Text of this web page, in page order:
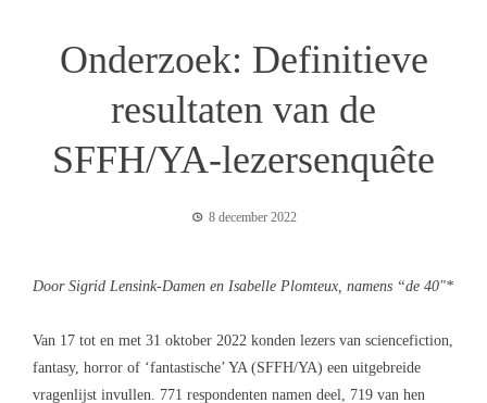
Onderzoek: Definitieve
resultaten van de
SFFH/YA-lezersenquête
8 december 2022
Door Sigrid Lensink-Damen en Isabelle Plomteux, namens “de 40″*
Van 17 tot en met 31 oktober 2022 konden lezers van sciencefiction,
fantasy, horror of ‘fantastische’ YA (SFFH/YA) een uitgebreide
vragenlijst invullen. 771 respondenten namen deel, 719 van hen